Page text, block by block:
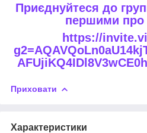
Приєднуйтеся до
першими про
https://
Приховати
Характеристики